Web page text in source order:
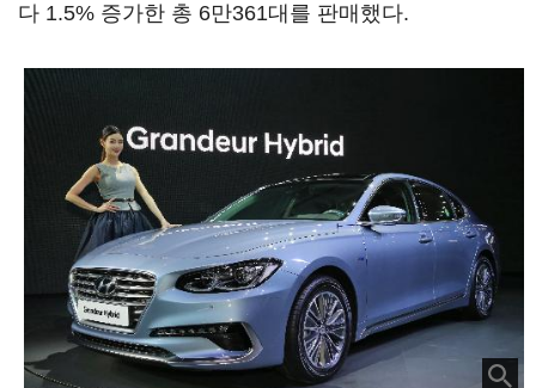
다 1.5% 증가한 총 6만361대를 판매했다.